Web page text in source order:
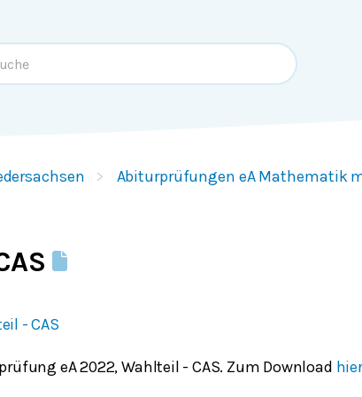
Abiturprüfungen eA Mathematik
- CAS
eA 2022, Wahlteil - CAS. Zum Download hier